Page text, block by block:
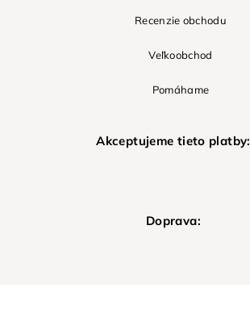
Recenzie obchodu
Veľkoobchod
Pomáhame
Akceptujeme tieto platby:
Doprava: